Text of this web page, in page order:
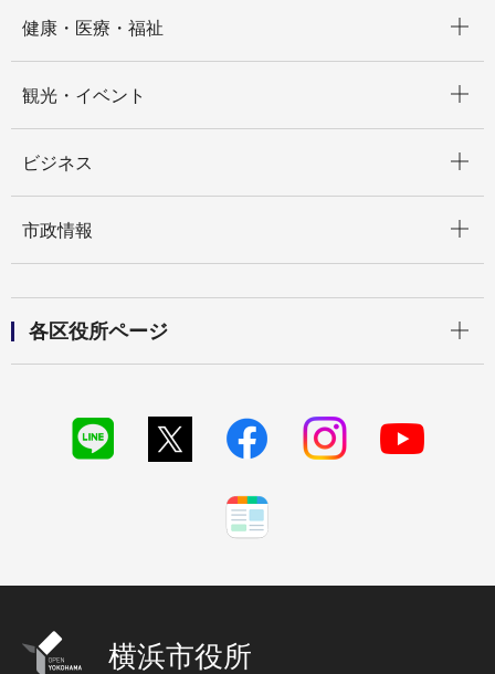
健康・医療・福祉
観光・イベント
ビジネス
市政情報
各区役所ページ
横浜市役所